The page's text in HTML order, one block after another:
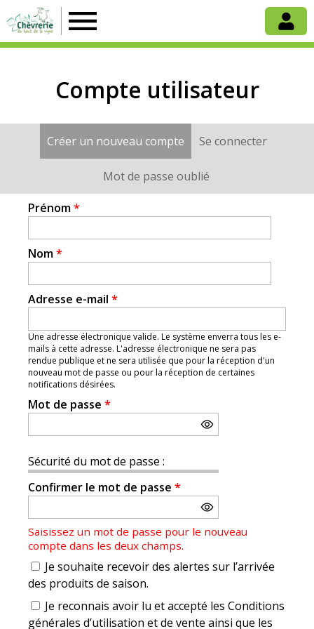
Chèvrerie
de
la
Compte utilisateur
Onglets
principaux
Créer un nouveau compte (onglet actif)
Se connecter
Mot de passe oublié
Prénom*
Nom*
Adresse e-mail *
Une adresse électronique valide. Le système enverra tous les e-
mails à cette adresse. L'adresse électronique ne sera pas
rendue publique et ne sera utilisée que pour la réception d'un
nouveau mot de passe ou pour la réception de certaines
notifications désirées.
Mot de passe *
Sécurité du mot de passe :
Confirmer le mot de passe *
Saisissez un mot de passe pour le nouveau
compte dans les deux champs.
Je souhaite recevoir des alertes sur l’arrivée
des produits de saison.
Je reconnais avoir lu et accepté les Conditions
générales d’utilisation et de vente ainsi que les